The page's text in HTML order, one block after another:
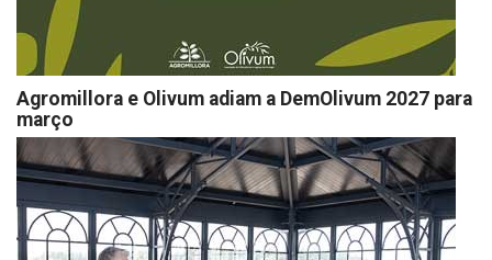
Agromillora e Olivum adiam a DemOlivum 2027 para
março